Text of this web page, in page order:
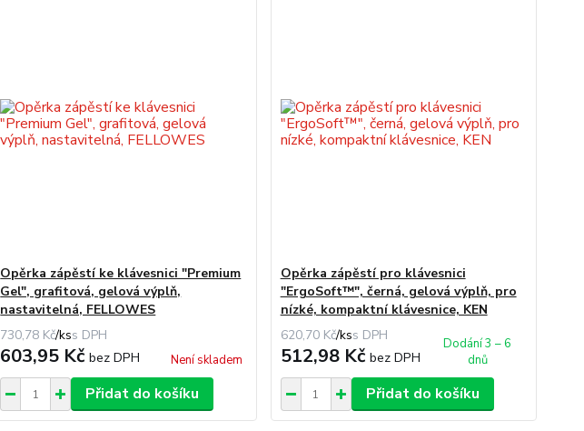
Opěrka zápěstí ke klávesnici "Premium
Gel", grafitová, gelová výplň,
nastavitelná, FELLOWES
730,78 Kč/ks
603,95 Kčbez DPH Není skladem
Přidat do košíku
Opěrka zápěstí pro klávesnici
"ErgoSoft™", černá, gelová výplň, pro
nízké, kompaktní klávesnice, KEN
620,70 Kč/ks
512,98 Kč bez DPH
Dodání 3 – 6
dnů
Přidat do košíku